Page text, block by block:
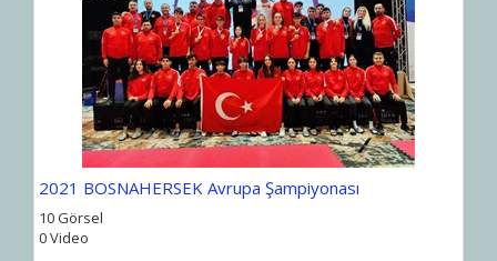
2021 BOSNAHERSEK Avrupa Şampiyonası
10 Görsel
0 Video